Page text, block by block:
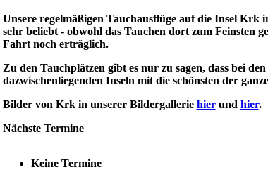
Unsere regelmäßigen Tauchausflüge auf die Insel Krk
sehr beliebt - obwohl das Tauchen dort zum Feinsten
Fahrt noch erträglich.
Zu den Tauchplätzen gibt es nur zu sagen, dass bei
dazwischenliegenden Inseln mit die schönsten der
Bilder von Krk in unserer Bildergallerie hierund hier.
Nächste Termine
Keine Termine